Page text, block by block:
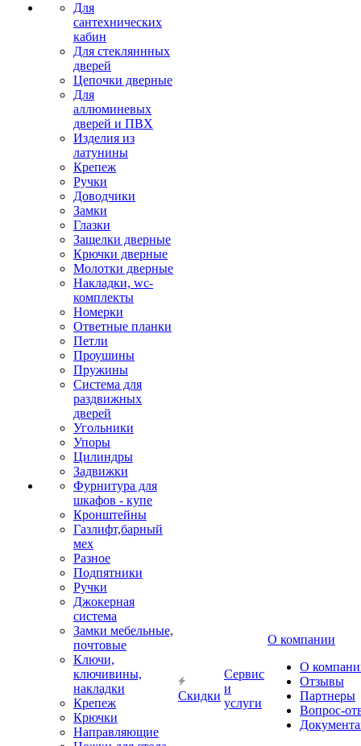
Для
сантехнических
кабин
Для стекляннных
дверей
Цепочки дверные
Для
аллюминевых
дверей и ПВХ
Изделия из
латунины
Крепеж
Ручки
Доводчики
Замки
Глазки
Защелки дверные
Крючки дверные
Молотки дверные
Накладки, wc-
комплекты
Номерки
Ответные планки
Петли
Проушины
Пружины
Система для
раздвижных
дверей
Угольники
Упоры
Цилиндры
Задвижки
Фурнитура для
шкафов - купе
Кронштейны
Газлифт,барный
мех
Разное
Подпятники
Ручки
Джокерная
система
Замки мебельные,
почтовые
Ключи,
ключивины,
накладки
Крепеж
Крючки
Направляющие
Скидки
Сервис
и
услуги
О компании
О
Отзывы
Партнеры
Вопрос-